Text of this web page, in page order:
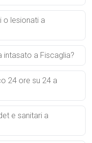
o lesionati a
a Fiscaglia?
24 ore su 24 a
e sanitari a